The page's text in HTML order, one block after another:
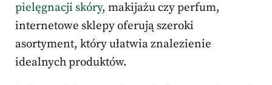
pielęgnacji skóry, makijażu czy perfum,
internetowe sklepy oferują szeroki
asortyment, który ułatwia znalezienie
idealnych produktów.